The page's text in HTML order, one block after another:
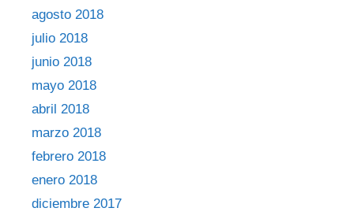
agosto 2018
julio 2018
junio 2018
mayo 2018
abril 2018
marzo 2018
febrero 2018
enero 2018
diciembre 2017